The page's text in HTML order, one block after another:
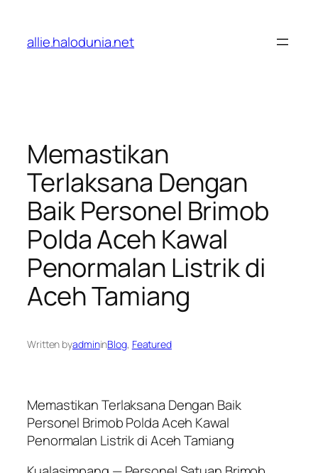
konten
allie.halodunia.net
Memastikan
Terlaksana Dengan
Baik Personel Brimob
Polda Aceh Kawal
Penormalan Listrik di
Aceh Tamiang
Written byadmininBlog, Featured
Memastikan Terlaksana Dengan Baik
Personel Brimob Polda Aceh Kawal
Penormalan Listrik di Aceh Tamiang